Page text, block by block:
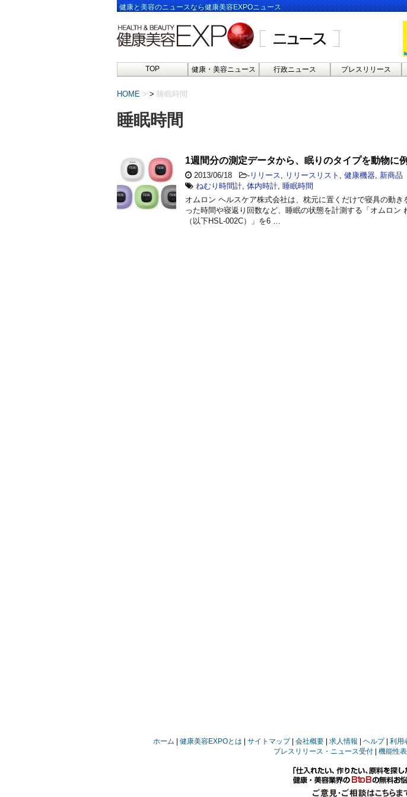
健康と美容のニュースなら健康美容EXPOニュース
TOP 健康・美容ニュース 行政ニュース プレスリリース
HOME > 睡眠時間
睡眠時間
1週間分の測定データから、眠りのタイプを動物に
2013/06/18 - リリース リリースリスト 健康機器
新商品
ねむり時間計 体内時計 睡眠時間
オムロン ヘルスケア株式会社は、枕元に置くだけで寝具の動き
った時間や寝返り回数など、睡眠の状態を計測する「オムロン
（以下HSL-002C）」を6 …
ホーム 健康美容EXPOとは サイトマップ 会社概要 求人情報 ヘルプ 利用
プレスリリース・ニュース受付
機能性